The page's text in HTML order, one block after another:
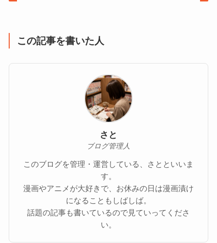
この記事を書いた人
さと
ブログ管理人
このブログを管理・運営している、さとといいま
す。
漫画やアニメが大好きで、お休みの日は漫画漬け
になることもしばしば。
話題の記事も書いているので見ていってくださ
い。